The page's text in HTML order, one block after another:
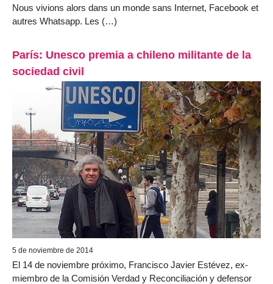
Nous vivions alors dans un monde sans Internet, Facebook et
autres Whatsapp. Les (…)
París: Unesco premia a chileno militante de la
sociedad civil
5 de noviembre de 2014
El 14 de noviembre próximo, Francisco Javier Estévez, ex-
miembro de la Comisión Verdad y Reconciliación y defensor